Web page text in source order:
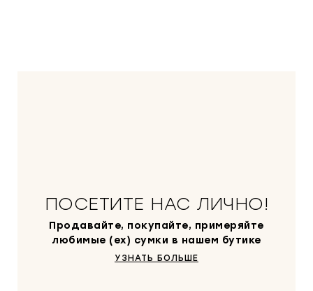
ПОСЕТИТЕ НАС ЛИЧНО!
Продавайте, покупайте, примеряйте
любимые (ex) сумки в нашем бутике
УЗНАТЬ БОЛЬШЕ